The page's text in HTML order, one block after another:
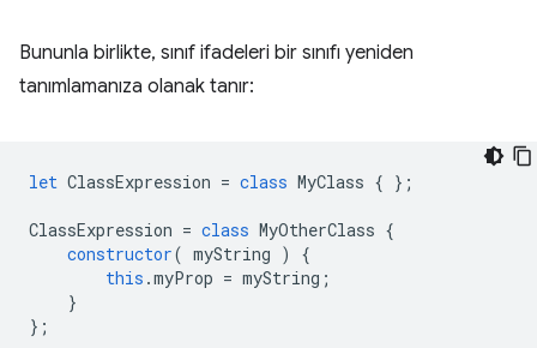
Bununla birlikte, sınıf ifadeleri bir sınıfı yeniden
tanımlamanıza olanak tanır:
let ClassExpression = class MyClass { };
ClassExpression = class MyOtherClass {
constructor( myString )
{
this .myProp = myString ;
}
};